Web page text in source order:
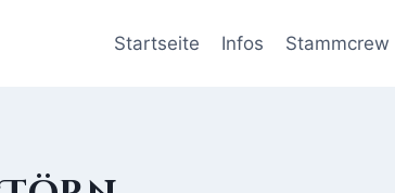
Startseite Infos Stammcrew